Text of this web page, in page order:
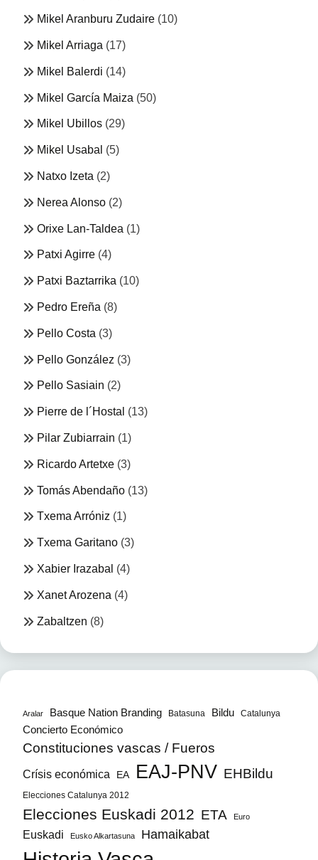
Mikel Aranburu Zudaire (10)
Mikel Arriaga (17)
Mikel Balerdi (14)
Mikel García Maiza (50)
Mikel Ubillos (29)
Mikel Usabal (5)
Natxo Izeta (2)
Nerea Alonso (2)
Orixe Lan-Taldea (1)
Patxi Agirre (4)
Patxi Baztarrika (10)
Pedro Ereña (8)
Pello Costa (3)
Pello González (3)
Pello Sasiain (2)
Pierre de l´Hostal (13)
Pilar Zubiarrain (1)
Ricardo Artetxe (3)
Tomás Abendaño (13)
Txema Arróniz (1)
Txema Garitano (3)
Xabier Irazabal (4)
Xanet Arozena (4)
Zabaltzen (8)
Aralar Basque Nation Branding Batasuna Bildu Catalunya
Concierto Económico
Constituciones vascas / Fueros
Crísis económica EA EAJ-PNV EHBildu
Elecciones Catalunya 2012
Elecciones Euskadi 2012 ETA Euro
Euskadi Eusko Alkartasuna Hamaikabat